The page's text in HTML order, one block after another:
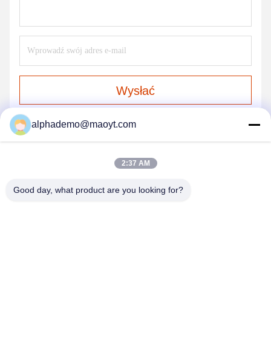
Wysłać
alphademo@maoyt.com
2:37 AM
Good day, what product are you looking for?